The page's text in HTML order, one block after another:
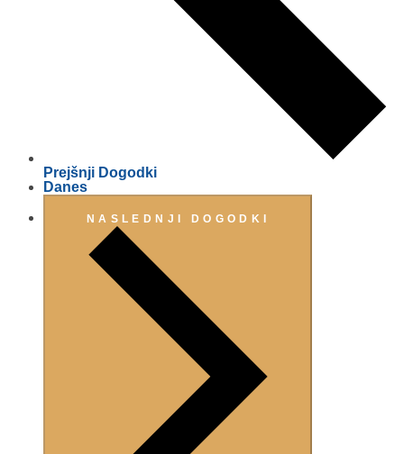
Prejšnji Dogodki
Danes
NASLEDNJI DOGODKI